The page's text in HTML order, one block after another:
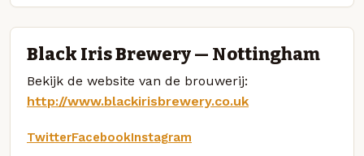
Black Iris Brewery — Nottingham
Bekijk de website van de brouwerij:
http://www.blackirisbrewery.co.uk
TwitterFacebookInstagram